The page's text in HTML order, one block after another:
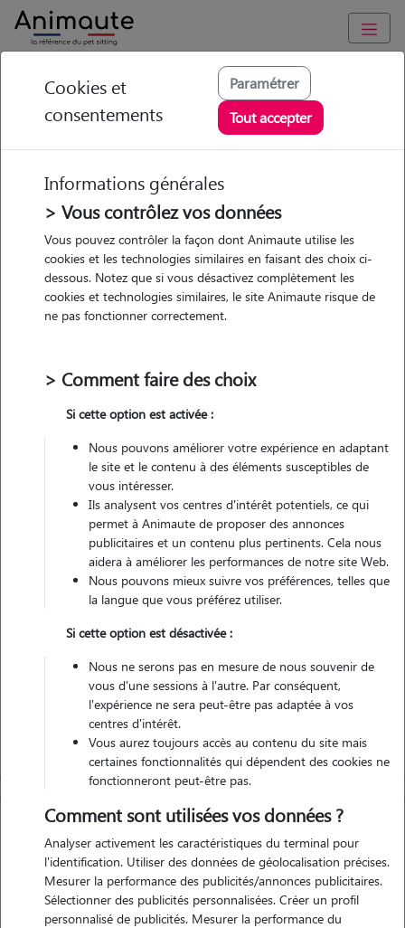
Animaute Nouvelle Aquitaine Gironde/Bordeaux
Camille - Petsitter à
BORDEAUX
5/5 (1 avis)
• 23 ans
chez le Pet Sitter
Pas d'animaux Appartement
Véhiculé
Gardes réalisées
Contacter
L'envoi d'une demande est sans engagement
Cookies et
consentements
Paramétrer
Tout accepter
Informations générales
> Vous contrôlez vos données
Vous pouvez contrôler la façon dont Animaute utilise les
cookies et les technologies similaires en faisant des choix ci-
dessous. Notez que si vous désactivez complètement les
cookies et technologies similaires, le site Animaute risque de
ne pas fonctionner correctement.
> Comment faire des choix
Si cette option est activée :
Nous pouvons améliorer votre expérience en adaptant
le site et le contenu à des éléments susceptibles de
vous intéresser.
Ils analysent vos centres d'intérêt potentiels, ce qui
permet à Animaute de proposer des annonces
publicitaires et un contenu plus pertinents. Cela nous
aidera à améliorer les performances de notre site Web.
Nous pouvons mieux suivre vos préférences, telles que
la langue que vous préférez utiliser.
Si cette option est désactivée :
Nous ne serons pas en mesure de nous souvenir de
vous d'une sessions à l'autre. Par conséquent,
l'expérience ne sera peut-être pas adaptée à vos
centres d'intérêt.
Vous aurez toujours accès au contenu du site mais
certaines fonctionnalités qui dépendent des cookies ne
fonctionneront peut-être pas.
Comment sont utilisées vos données ?
Analyser activement les caractéristiques du terminal pour
l'identification. Utiliser des données de géolocalisation précises.
Mesurer la performance des publicités/annonces publicitaires.
Sélectionner des publicités personnalisées. Créer un profil
personnalisé de publicités. Mesurer la performance du